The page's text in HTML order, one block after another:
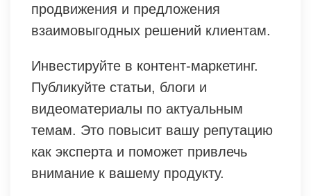
продвижения и предложения
взаимовыгодных решений клиентам.
Инвестируйте в контент-маркетинг.
Публикуйте статьи, блоги и
видеоматериалы по актуальным
темам. Это повысит вашу репутацию
как эксперта и поможет привлечь
внимание к вашему продукту.